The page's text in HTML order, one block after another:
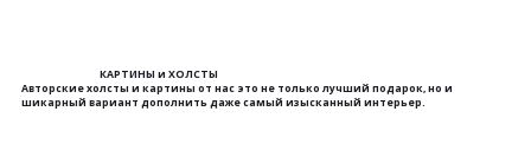
КАРТИНЫ и ХОЛСТЫ
Авторские холсты и картины от нас это не только лучший подарок, но и
шикарный вариант дополнить даже самый изысканный интерьер.